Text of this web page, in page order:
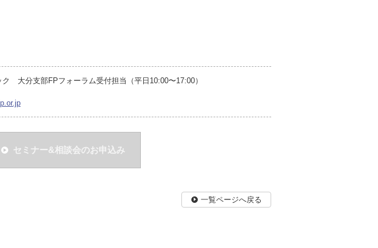
ク 大分支部FPフォーラム受付担当（平日10:00〜17:00）
セミナー&相談会のお申込み
一覧ページへ戻る